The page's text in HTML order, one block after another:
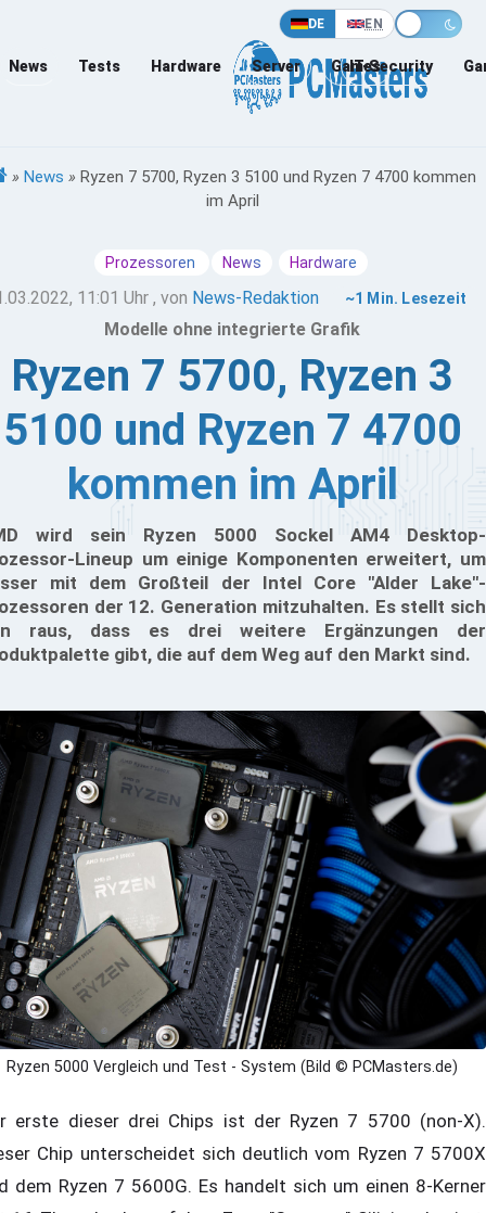
DE EN
News Tests Hardware Server Games
IT-Security
» News » Ryzen 7 5700, Ryzen 3 5100 und Ryzen 7 4700 kommen
im April
Prozessoren News Hardware
11:01 Uhr , von News-Redaktion ~1 Min. Lesezeit
Modelle ohne integrierte Grafik
Ryzen 7 5700, Ryzen 3
5100 und Ryzen 7 4700
kommen im April
wird sein Ryzen 5000 Sockel AM4 Desktop-
Lineup um einige Komponenten erweitert, um
mit dem Großteil der Intel Core "Alder Lake"-
der 12. Generation mitzuhalten. Es stellt sich
raus, dass es drei weitere Ergänzungen der
gibt, die auf dem Weg auf den Markt sind.
Ryzen 5000 Vergleich und Test - System (Bild © PCMasters.de)
erste dieser drei Chips ist der Ryzen 7 5700 (non-X).
Chip unterscheidet sich deutlich vom Ryzen 7 5700X
dem Ryzen 7 5600G. Es handelt sich um einen 8-Kerner